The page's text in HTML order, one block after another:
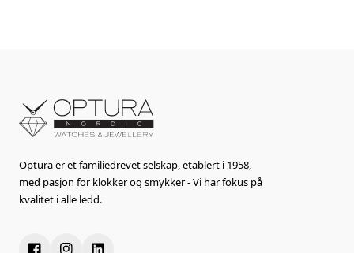
Optura er et familiedrevet selskap, etablert i 1958,
med pasjon for klokker og smykker - Vi har fokus på
kvalitet i alle ledd.